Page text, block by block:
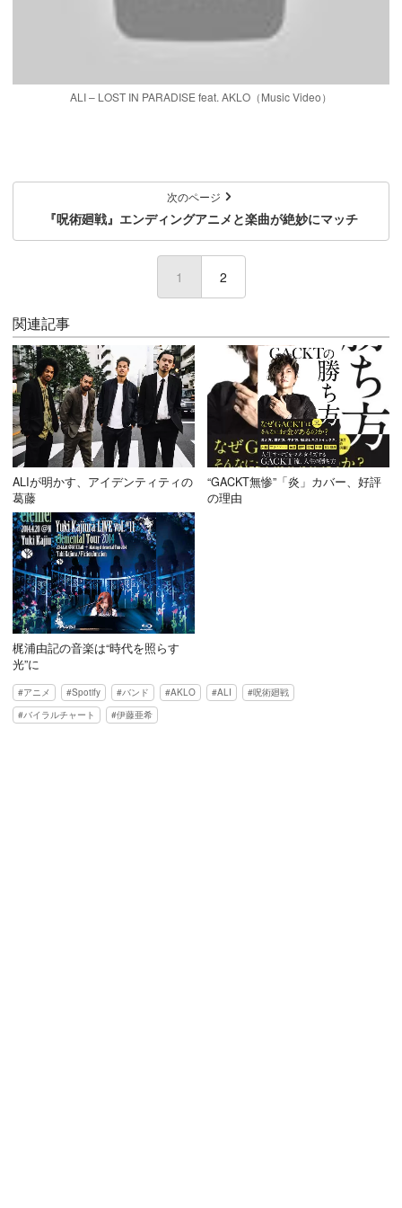
ALI – LOST IN PARADISE feat. AKLO（Music Video）
次のページ
『呪術廻戦』エンディングアニメと楽曲が絶妙にマッチ
1 (current)
2
関連記事
ALIが明かす、アイデンティティの
葛藤
“GACKT無惨”「炎」カバー、好評
の理由
梶浦由記の音楽は“時代を照らす
光”に
アニメ Spotify バンド AKLO ALI
呪術廻戦
バイラルチャート
伊藤亜希